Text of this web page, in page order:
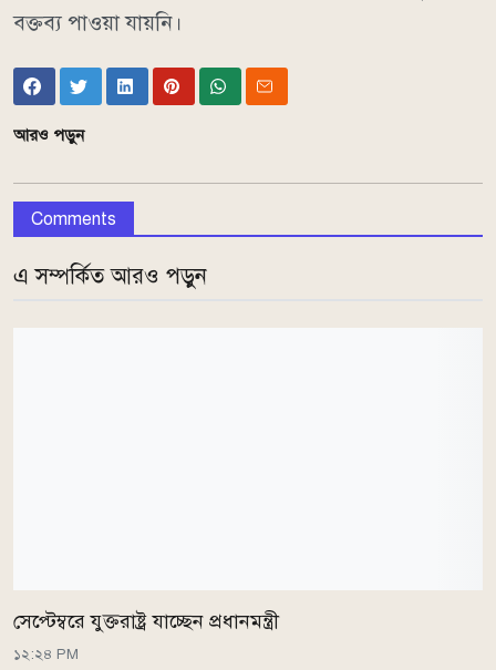
বক্তব্য পাওয়া যায়নি।
আরও পড়ুন
Comments
এ সম্পর্কিত আরও পড়ুন
সেপ্টেম্বরে যুক্তরাষ্ট্র যাচ্ছেন প্রধানমন্ত্রী
১২:২৪ PM